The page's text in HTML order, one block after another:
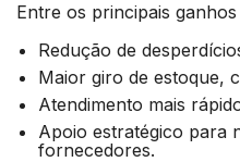
Entre os principais ganhos
Redução de
Maior giro de estoque,
Atendimento mais
Apoio estratégico para
fornecedores.